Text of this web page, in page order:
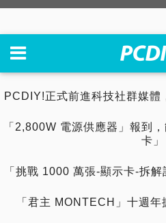
PCDIY!正式前進科技社群媒體
「2,800W 電源供應器」報到
卡」
「挑戰 1000 萬張-顯示卡-拆
「君主 MONTECH」十週